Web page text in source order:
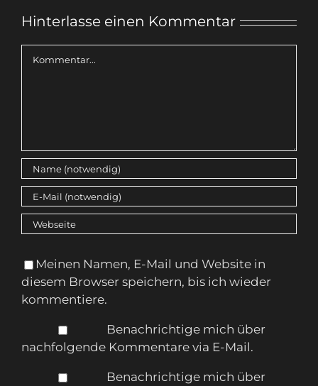
Hinterlasse einen Kommentar
Meinen Namen, E-Mail und Website in
diesem Browser speichern, bis ich wieder
kommentiere.
Benachrichtige mich über
nachfolgende Kommentare via E-Mail.
Benachrichtige mich über